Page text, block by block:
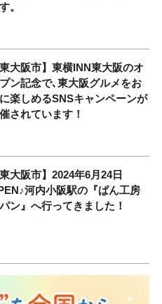
。
東大阪市】東横INN東大阪のオ
ン記念で､東大阪グルメをお
楽しめるSNSキャンペーンが
されています！
東大阪市】2024年6月24日
河内小阪駅の『ぱん工房
ン』へ行ってきました！